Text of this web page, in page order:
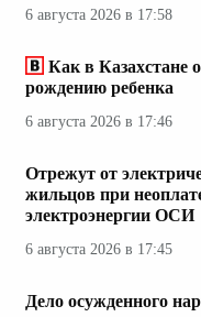
6 августа 2026 в 17:58
Как в Казахстане
рождению ребенка
6 августа 2026 в 17:46
Отрежут от
жильцов при
электроэнергии ОСИ
6 августа 2026 в 17:45
Дело осужденного